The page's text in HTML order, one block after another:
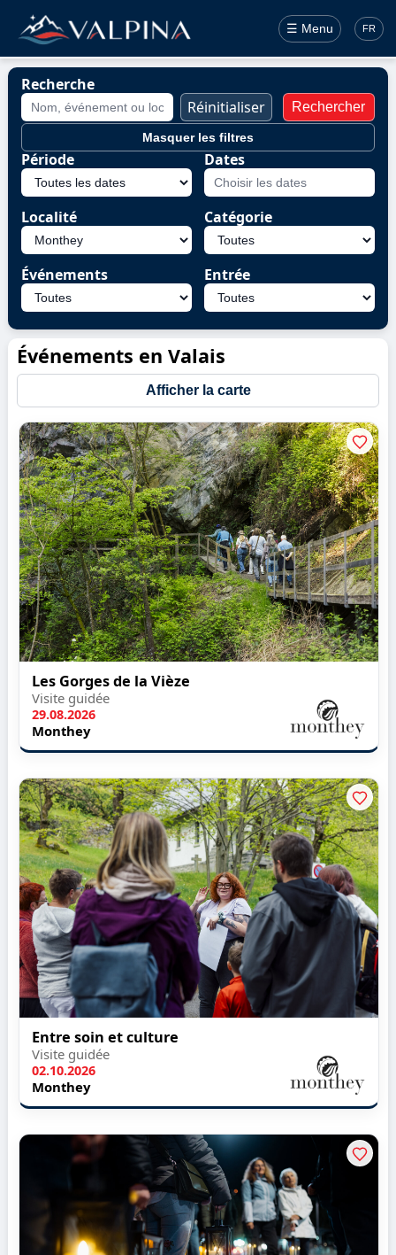
☰ Menu FR
Recherche
Réinitialiser
Rechercher
Masquer les filtres
Période Dates
Localité Catégorie
Événements Entrée
Événements en Valais
Afficher la carte
Les Gorges de la Vièze
Visite guidée
29.08.2026
Monthey
Entre soin et culture
Visite guidée
02.10.2026
Monthey